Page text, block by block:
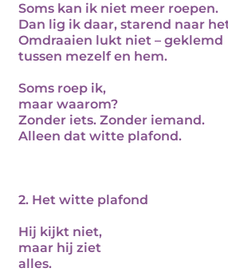
Soms kan ik niet meer roepen.
Dan lig ik daar, starend naar
Omdraaien lukt niet – geklemd
tussen mezelf en hem.
Soms roep ik,
maar waarom?
Zonder iets. Zonder iemand.
Alleen dat witte plafond.
2. Het witte plafond
Hij kijkt niet,
maar hij ziet
alles.